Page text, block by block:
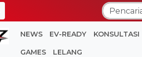
NEWS EV-READY KONSULTASI
GAMES LELANG